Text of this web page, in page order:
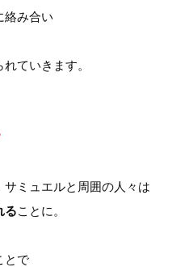
絡み合い
ていきます。
ミュエルと周囲の人々は
ることに。
とで